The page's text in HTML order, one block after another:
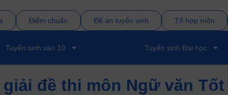
Điểm chuẩn Đề án tuyển sinh Tổ hợp môn
Tuyển sinh vào 10 Tuyển sinh Đại học
giải đề thi môn Ngữ văn Tốt